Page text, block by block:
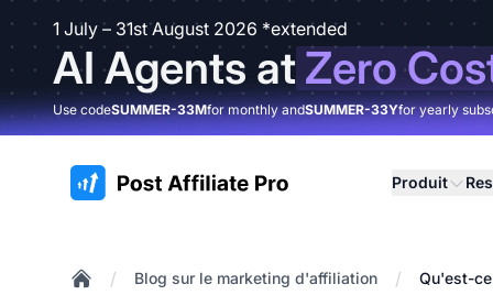
1 July – 31st August 2026 *extended
AI Agents atZero
Use codeSUMMER-33Mfor monthly andSUMMER-33Yfor yearly
:site.title Produit
/ Blog sur le marketing d'affiliation / Qu'est-